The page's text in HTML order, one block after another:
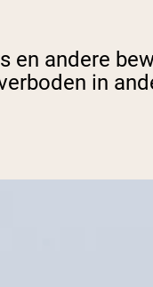
en andere
in